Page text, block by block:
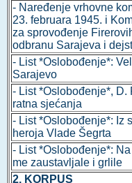
- Naređenje vrhovne
23. februara 1945. i
za sprovođenje
odbranu Sarajeva i
- List *Oslobođenje*:
Sarajevo
- List *Oslobođenje*, D.
ratna sjećanja
- List *Oslobođenje*: Iz
heroja Vlade Šegrta
- List *Oslobođenje*:
me zaustavljale i grlile
2. KORPUS